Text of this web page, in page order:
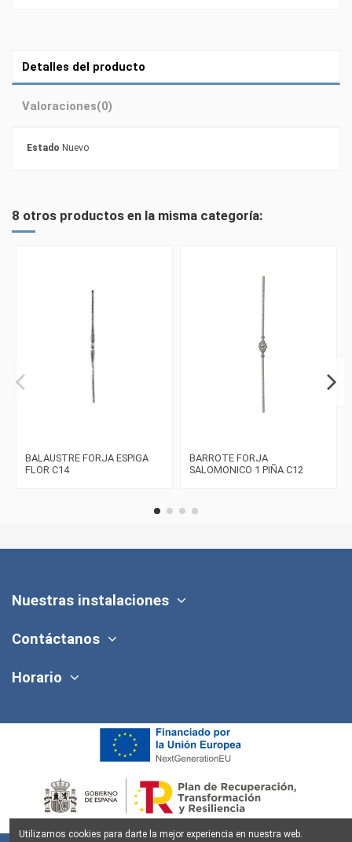
Detalles del producto
Valoraciones(0)
Estado Nuevo
8 otros productos en la misma categoría:
BALAUSTRE FORJA ESPIGA
FLOR C14
BARROTE FORJA
SALOMONICO 1 PIÑA C12
Nuestras instalaciones
Contáctanos
Horario
Utilizamos cookies para darte la mejor experiencia en nuestra web.